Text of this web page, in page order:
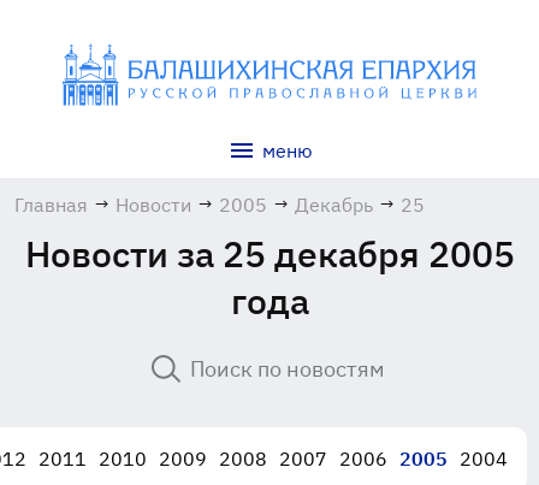
меню
Главная → Новости → 2005 → Декабрь → 25
Новости за 25 декабря 2005
года
2011 2010 2009 2008 2007 2006 2005 2004